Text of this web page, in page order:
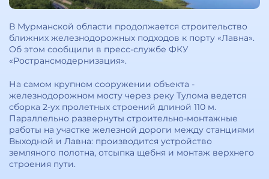
В Мурманской области продолжается строительство
ближних железнодорожных подходов к порту «Лавна».
Об этом сообщили в пресс-службе ФКУ
«Ространсмодернизация».
На самом крупном сооружении объекта -
железнодорожном мосту через реку Тулома ведется
сборка 2-ух пролетных строений длиной 110 м.
Параллельно развернуты строительно-монтажные
работы на участке железной дороги между станциями
Выходной и Лавна: производится устройство
земляного полотна, отсыпка щебня и монтаж верхнего
строения пути.